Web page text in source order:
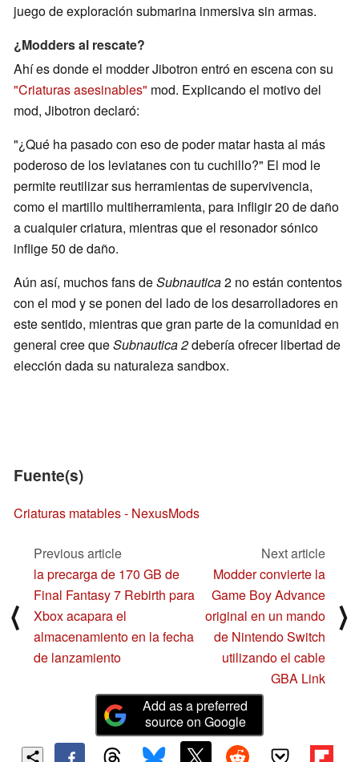
juego de exploración submarina inmersiva sin armas.
¿Modders al rescate?
Ahí es donde el modder Jibotron entró en escena con su
"Criaturas asesinables" mod. Explicando el motivo del
mod, Jibotron declaró:
"¿Qué ha pasado con eso de poder matar hasta al más
poderoso de los leviatanes con tu cuchillo?" El mod le
permite reutilizar sus herramientas de supervivencia,
como el martillo multiherramienta, para infligir 20 de daño
a cualquier criatura, mientras que el resonador sónico
inflige 50 de daño.
Aún así, muchos fans deSubnautica2 no están contentos
con el mod y se ponen del lado de los desarrolladores en
este sentido, mientras que gran parte de la comunidad en
general cree queSubnautica 2debería ofrecer libertad de
elección dada su naturaleza sandbox.
Fuente(s)
Criaturas matables - NexusMods
⟨
Previous article
la precarga de 170 GB de
Final Fantasy 7 Rebirth para
Xbox acapara el
almacenamiento en la fecha
de lanzamiento
Next article
Modder convierte la
Game Boy Advance
original en un mando
de Nintendo Switch
utilizando el cable
GBA Link
⟩
Add as a preferred
source on Google